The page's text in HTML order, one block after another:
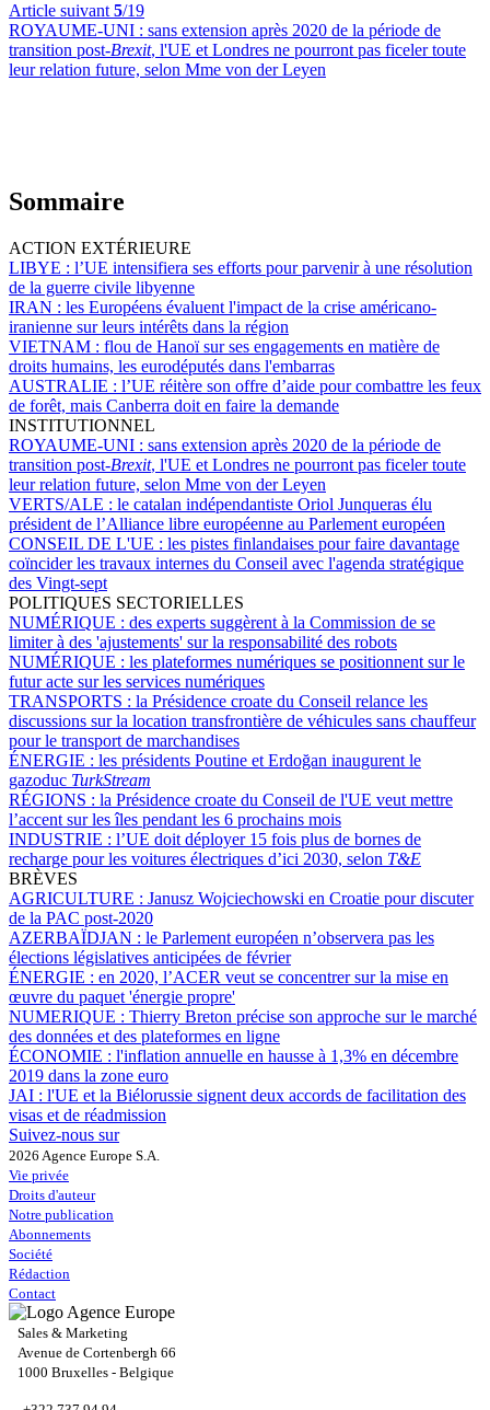
Article suivant 5/19
ROYAUME-UNI : sans extension après 2020 de la période de
transition post-Brexit, l'UE et Londres ne pourront pas ficeler toute
leur relation future, selon Mme von der Leyen
Sommaire
ACTION EXTÉRIEURE
LIBYE : l’UE intensifiera ses efforts pour parvenir à une résolution
de la guerre civile libyenne
IRAN : les Européens évaluent l'impact de la crise américano-
iranienne sur leurs intérêts dans la région
VIETNAM : flou de Hanoï sur ses engagements en matière de
droits humains, les eurodéputés dans l'embarras
AUSTRALIE : l’UE réitère son offre d’aide pour combattre les feux
de forêt, mais Canberra doit en faire la demande
INSTITUTIONNEL
ROYAUME-UNI : sans extension après 2020 de la période de
transition post-Brexit, l'UE et Londres ne pourront pas ficeler toute
leur relation future, selon Mme von der Leyen
VERTS/ALE : le catalan indépendantiste Oriol Junqueras élu
président de l’Alliance libre européenne au Parlement européen
CONSEIL DE L'UE : les pistes finlandaises pour faire davantage
coïncider les travaux internes du Conseil avec l'agenda stratégique
des Vingt-sept
POLITIQUES SECTORIELLES
NUMÉRIQUE : des experts suggèrent à la Commission de se
limiter à des 'ajustements' sur la responsabilité des robots
NUMÉRIQUE : les plateformes numériques se positionnent sur le
futur acte sur les services numériques
TRANSPORTS : la Présidence croate du Conseil relance les
discussions sur la location transfrontière de véhicules sans chauffeur
pour le transport de marchandises
ÉNERGIE : les présidents Poutine et Erdoğan inaugurent le
gazoduc TurkStream
RÉGIONS : la Présidence croate du Conseil de l'UE veut mettre
l’accent sur les îles pendant les 6 prochains mois
INDUSTRIE : l’UE doit déployer 15 fois plus de bornes de
recharge pour les voitures électriques d’ici 2030, selon T&E
BRÈVES
AGRICULTURE : Janusz Wojciechowski en Croatie pour discuter
de la PAC post-2020
AZERBAÏDJAN : le Parlement européen n’observera pas les
élections législatives anticipées de février
ÉNERGIE : en 2020, l’ACER veut se concentrer sur la mise en
œuvre du paquet 'énergie propre'
NUMERIQUE : Thierry Breton précise son approche sur le marché
des données et des plateformes en ligne
ÉCONOMIE : l'inflation annuelle en hausse à 1,3% en décembre
2019 dans la zone euro
JAI : l'UE et la Biélorussie signent deux accords de facilitation des
visas et de réadmission
Suivez-nous sur
2026 Agence Europe S.A.
Vie privée
Droits d'auteur
Notre publication
Abonnements
Société
Rédaction
Contact
Sales & Marketing
Avenue de Cortenbergh 66
1000 Bruxelles - Belgique